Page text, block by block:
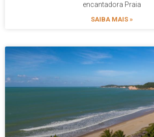
encantadora Praia
SAIBA MAIS »